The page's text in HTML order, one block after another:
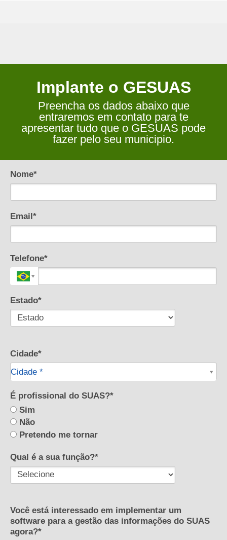
Implante o GESUAS
Preencha os dados abaixo que
entraremos em contato para te
apresentar tudo que o GESUAS pode
fazer pelo seu municipio.
Nome*
Email*
Telefone*
Estado*
Cidade*
Cidade *
Cidade*
É profissional do SUAS?*
Sim
Não
Pretendo me tornar
Qual é a sua função?*
Você está interessado em implementar um
software para a gestão das informações do SUAS
agora?*